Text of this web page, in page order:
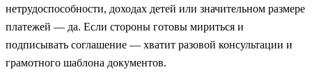
нетрудоспособности, доходах детей или значительном размере
платежей — да. Если стороны готовы мириться и
подписывать соглашение — хватит разовой консультации и
грамотного шаблона документов.